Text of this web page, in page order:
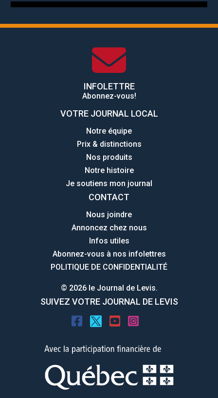
INFOLETTRE
Abonnez-vous!
VOTRE JOURNAL LOCAL
Notre équipe
Prix & distinctions
Nos produits
Notre histoire
Je soutiens mon journal
CONTACT
Nous joindre
Annoncez chez nous
Infos utiles
Abonnez-vous à nos infolettres
POLITIQUE DE CONFIDENTIALITÉ
© 2026 le Journal de Levis.
SUIVEZ VOTRE JOURNAL DE LEVIS